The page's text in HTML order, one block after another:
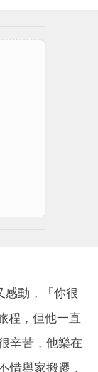
感動，「你很
程，但他一直
辛苦，他樂在
惜舉家搬遷，